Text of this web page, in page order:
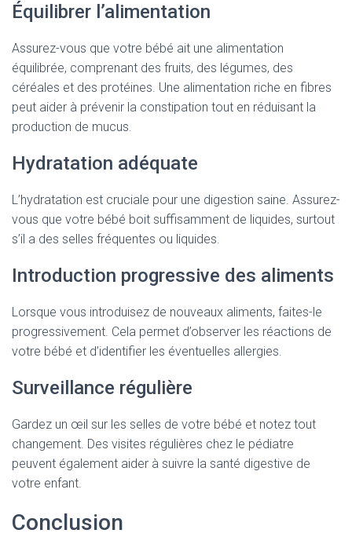
Équilibrer l’alimentation
Assurez-vous que votre bébé ait une alimentation
équilibrée, comprenant des fruits, des légumes, des
céréales et des protéines. Une alimentation riche en fibres
peut aider à prévenir la constipation tout en réduisant la
production de mucus.
Hydratation adéquate
L’hydratation est cruciale pour une digestion saine. Assurez-
vous que votre bébé boit suffisamment de liquides, surtout
s’il a des selles fréquentes ou liquides.
Introduction progressive des aliments
Lorsque vous introduisez de nouveaux aliments, faites-le
progressivement. Cela permet d’observer les réactions de
votre bébé et d’identifier les éventuelles allergies.
Surveillance régulière
Gardez un œil sur les selles de votre bébé et notez tout
changement. Des visites régulières chez le pédiatre
peuvent également aider à suivre la santé digestive de
votre enfant.
Conclusion